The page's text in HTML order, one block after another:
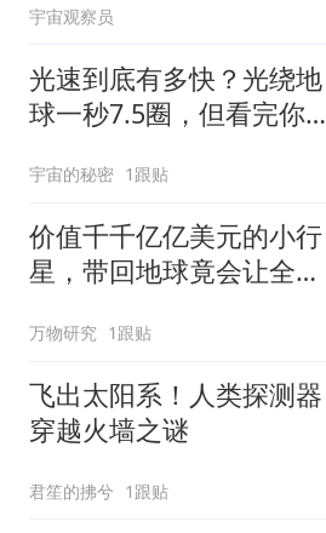
宇宙观察员
光速到底有多快？光绕地
球一秒7.5圈，但看完你只
宇宙的秘密 1跟贴
价值千千亿亿美元的小行
星，带回地球竟会让全球
万物研究 1跟贴
飞出太阳系！人类探测器
穿越火墙之谜
君笙的拂兮 1跟贴